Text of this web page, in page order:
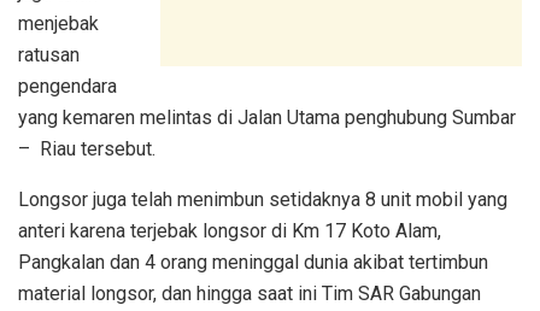
menjebak
ratusan
pengendara
yang kemaren melintas di Jalan Utama penghubung Sumbar
– Riau tersebut.
Longsor juga telah menimbun setidaknya 8 unit mobil yang
anteri karena terjebak longsor di Km 17 Koto Alam,
Pangkalan dan 4 orang meninggal dunia akibat tertimbun
material longsor, dan hingga saat ini Tim SAR Gabungan